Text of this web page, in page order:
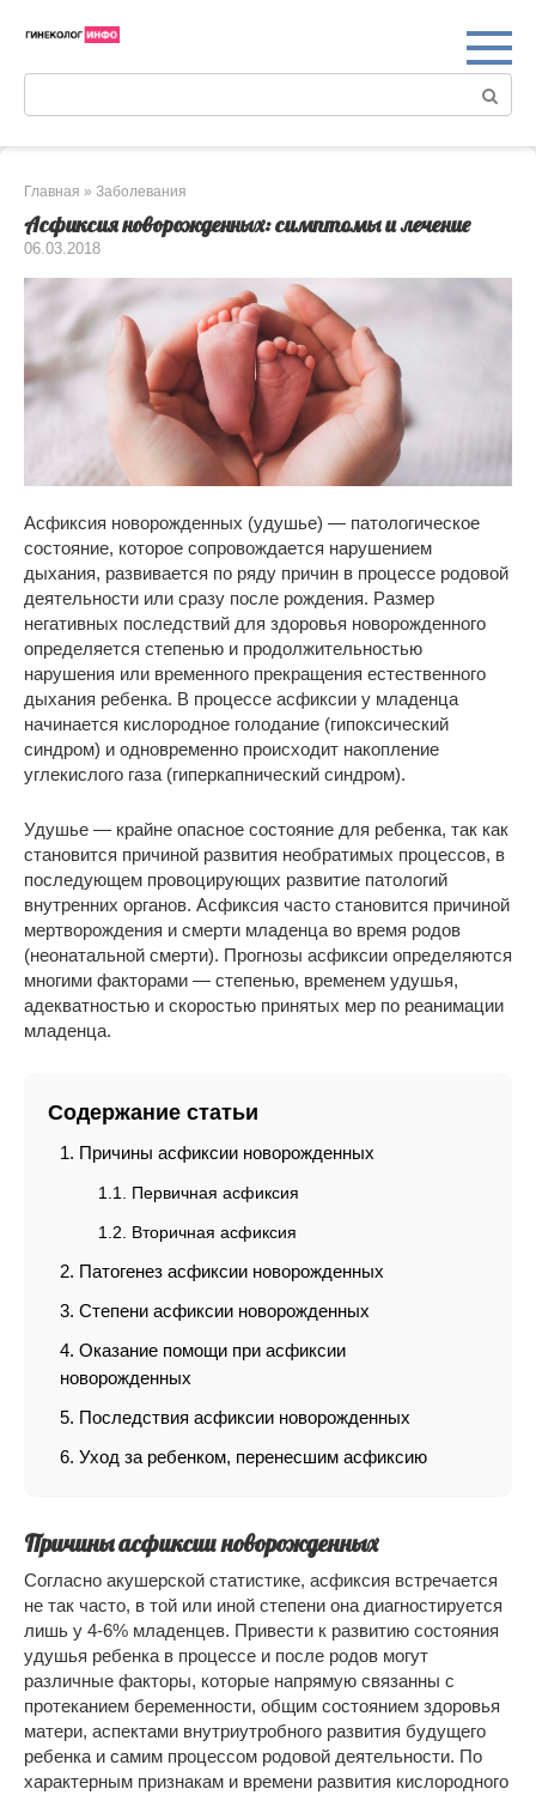
Главная » Заболевания
Асфиксия новорожденных: симптомы и лечение
06.03.2018
Асфиксия новорожденных (удушье) — патологическое
состояние, которое сопровождается нарушением
дыхания, развивается по ряду причин в процессе родовой
деятельности или сразу после рождения. Размер
негативных последствий для здоровья новорожденного
определяется степенью и продолжительностью
нарушения или временного прекращения естественного
дыхания ребенка. В процессе асфиксии у младенца
начинается кислородное голодание (гипоксический
синдром) и одновременно происходит накопление
углекислого газа (гиперкапнический синдром).
Удушье — крайне опасное состояние для ребенка, так как
становится причиной развития необратимых процессов, в
последующем провоцирующих развитие патологий
внутренних органов. Асфиксия часто становится причиной
мертворождения и смерти младенца во время родов
(неонатальной смерти). Прогнозы асфиксии определяются
многими факторами — степенью, временем удушья,
адекватностью и скоростью принятых мер по реанимации
младенца.
Содержание статьи
Причины асфиксии новорожденных
Первичная асфиксия
Вторичная асфиксия
Патогенез асфиксии новорожденных
Степени асфиксии новорожденных
Оказание помощи при асфиксии
новорожденных
Последствия асфиксии новорожденных
Уход за ребенком, перенесшим асфиксию
Причины асфиксии новорожденных
Согласно акушерской статистике, асфиксия встречается
не так часто, в той или иной степени она диагностируется
лишь у 4-6% младенцев. Привести к развитию состояния
удушья ребенка в процессе и после родов могут
различные факторы, которые напрямую связанны с
протеканием беременности, общим состоянием здоровья
матери, аспектами внутриутробного развития будущего
ребенка и самим процессом родовой деятельности. По
характерным признакам и времени развития кислородного